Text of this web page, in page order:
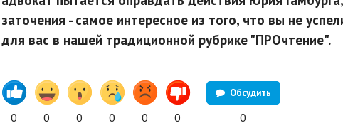
заточения - самое интересное из того, что вы не
для вас в нашей традиционной рубрике "ПРОчтение".
0 0 0 0 0 0
Обсудить
0